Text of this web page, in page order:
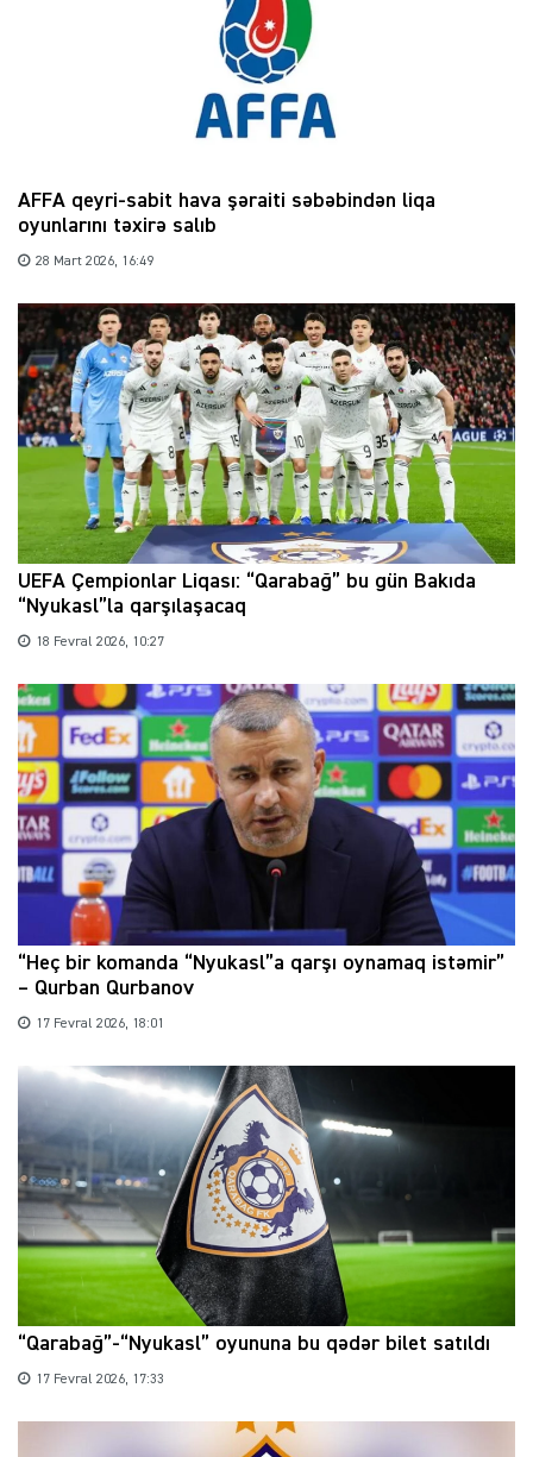
AFFA qeyri-sabit hava şəraiti səbəbindən liqa
oyunlarını təxirə salıb
28 Mart 2026, 16:49
UEFA Çempionlar Liqası: “Qarabağ” bu gün Bakıda
“Nyukasl”la qarşılaşacaq
18 Fevral 2026, 10:27
“Heç bir komanda “Nyukasl”a qarşı oynamaq istəmir”
– Qurban Qurbanov
17 Fevral 2026, 18:01
“Qarabağ”-“Nyukasl” oyununa bu qədər bilet satıldı
17 Fevral 2026, 17:33